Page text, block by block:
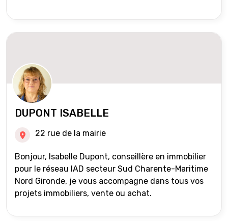
DUPONT ISABELLE
22 rue de la mairie
Bonjour, Isabelle Dupont, conseillère en immobilier
pour le réseau IAD secteur Sud Charente-Maritime
Nord Gironde, je vous accompagne dans tous vos
projets immobiliers, vente ou achat.